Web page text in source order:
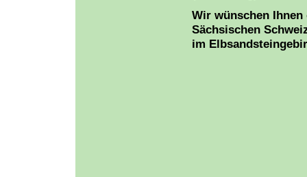
Wir wünschen
Sächsischen
im